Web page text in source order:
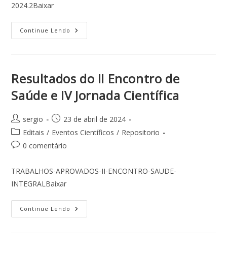
2024.2Baixar
Continue Lendo
Resultados do II Encontro de
Saúde e IV Jornada Científica
sergio
23 de abril de 2024
Editais / Eventos Científicos / Repositorio
0 comentário
TRABALHOS-APROVADOS-II-ENCONTRO-SAUDE-
INTEGRALBaixar
Continue Lendo